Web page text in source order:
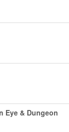
Eye & Dungeon